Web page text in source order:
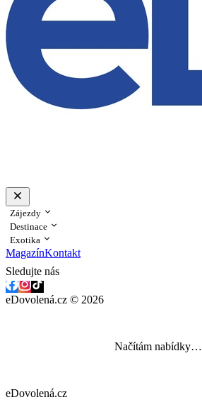
Zájezdy
Destinace
Exotika
MagazínKontakt
Sledujte nás
eDovolená.cz © 2026
Načítám nabídky…
eDovolená.cz